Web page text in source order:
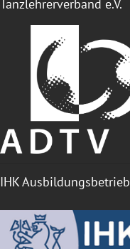
Tanzlehrerverband e.V.
IHK Ausbildungsbetrieb